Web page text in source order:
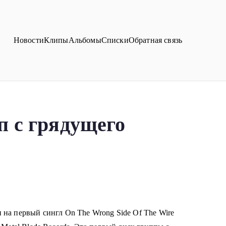
НовостиКлипыАльбомыСпискиОбратная связь
с грядущего
на первый сингл On The Wrong Side Of The Wire